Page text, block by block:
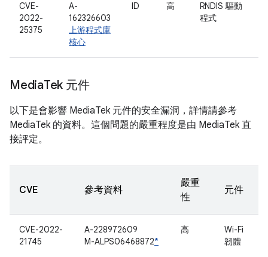
CVE-
2022-
25375
A-
162326603
上游程式庫
核心
ID 高
RNDIS 驅動
程式
MediaTek 元件
以下是會影響 MediaTek 元件的安全漏洞，詳情請參考
MediaTek 的資料。這個問題的嚴重程度是由 MediaTek 直
接評定。
CVE 參考資料
嚴重
性
元件
CVE-2022-
21745
A-228972609
M-ALPS06468872*
高
Wi-Fi
韌體